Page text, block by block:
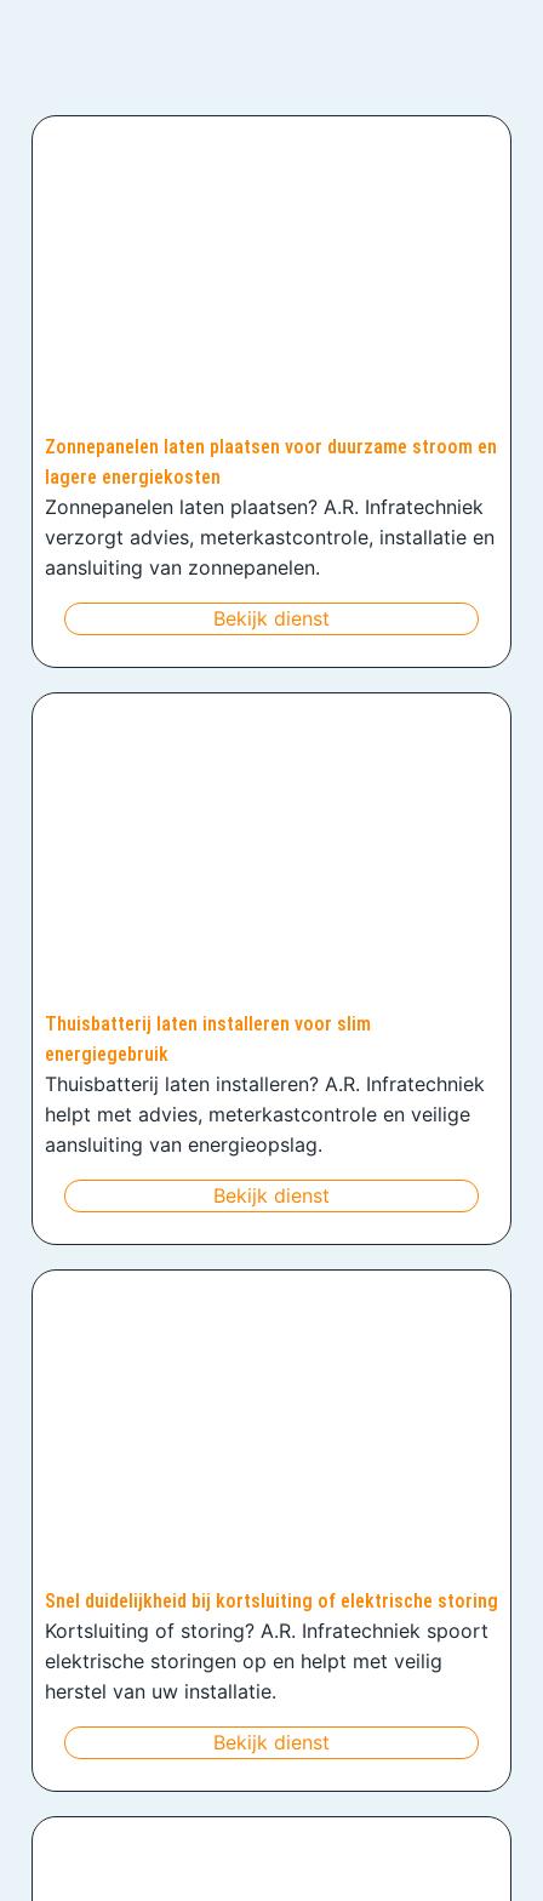
Zonnepanelen laten plaatsen voor duurzame stroom en
lagere energiekosten
Zonnepanelen laten plaatsen? A.R. Infratechniek
verzorgt advies, meterkastcontrole, installatie en
aansluiting van zonnepanelen.
Bekijk dienst
Thuisbatterij laten installeren voor slim
energiegebruik
Thuisbatterij laten installeren? A.R. Infratechniek
helpt met advies, meterkastcontrole en veilige
aansluiting van energieopslag.
Bekijk dienst
Snel duidelijkheid bij kortsluiting of elektrische storing
Kortsluiting of storing? A.R. Infratechniek spoort
elektrische storingen op en helpt met veilig
herstel van uw installatie.
Bekijk dienst